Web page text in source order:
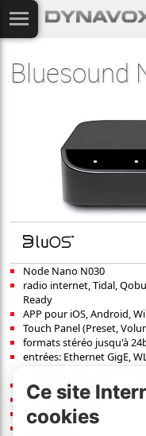
Bluesound
Node Nano N030
radio internet, Tidal,
Ready
APP pour iOS, Android,
Touch Panel (Preset,
formats stéréo jusqu'à
entrées: Ethernet GigE,
sorties: optique, coax,
pvr [CHF]:379/pcs
dimensions (l×h×p):
poids: 0.57 kg
Ce site
cookies